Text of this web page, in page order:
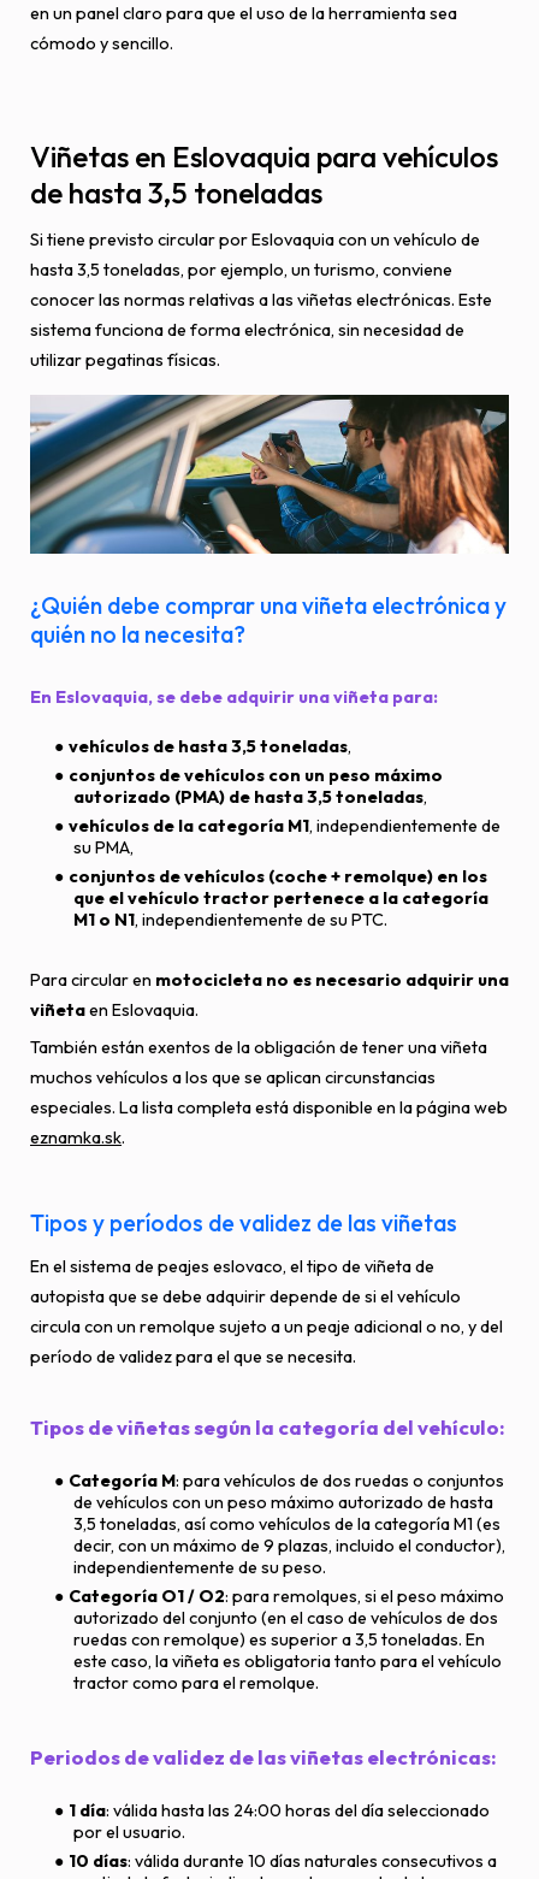
en un panel claro para que el uso de la herramienta sea
cómodo y sencillo.
Viñetas en Eslovaquia para vehículos
de hasta 3,5 toneladas
Si tiene previsto circular por Eslovaquia con un vehículo de
hasta 3,5 toneladas, por ejemplo, un turismo, conviene
conocer las normas relativas a las viñetas electrónicas. Este
sistema funciona de forma electrónica, sin necesidad de
utilizar pegatinas físicas.
¿Quién debe comprar una viñeta electrónica y
quién no la necesita?
En Eslovaquia, se debe adquirir una viñeta para:
vehículos de hasta 3,5 toneladas,
conjuntos de vehículos con un peso máximo
autorizado (PMA) de hasta 3,5 toneladas,
vehículos de la categoría M1, independientemente de
su PMA,
conjuntos de vehículos (coche + remolque) en los
que el vehículo tractor pertenece a la categoría
M1 o N1, independientemente de su PTC.
Para circular en motocicleta no es necesario adquirir una
viñetaen Eslovaquia.
También están exentos de la obligación de tener una viñeta
muchos vehículos a los que se aplican circunstancias
especiales. La lista completa está disponible en la página web
eznamka.sk.
Tipos y períodos de validez de las viñetas
En el sistema de peajes eslovaco, el tipo de viñeta de
autopista que se debe adquirir depende de si el vehículo
circula con un remolque sujeto a un peaje adicional o no, y del
período de validez para el que se necesita.
Tipos de viñetas según la categoría del vehículo:
Categoría M: para vehículos de dos ruedas o conjuntos
de vehículos con un peso máximo autorizado de hasta
3,5 toneladas, así como vehículos de la categoría M1 (es
decir, con un máximo de 9 plazas, incluido el conductor),
independientemente de su peso.
Categoría O1 / O2: para remolques, si el peso máximo
autorizado del conjunto (en el caso de vehículos de dos
ruedas con remolque) es superior a 3,5 toneladas. En
este caso, la viñeta es obligatoria tanto para el vehículo
tractor como para el remolque.
Periodos de validez de las viñetas electrónicas:
1 día: válida hasta las 24:00 horas del día seleccionado
por el usuario.
10 días: válida durante 10 días naturales consecutivos a